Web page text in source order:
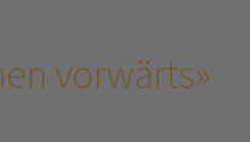
vorwärts»